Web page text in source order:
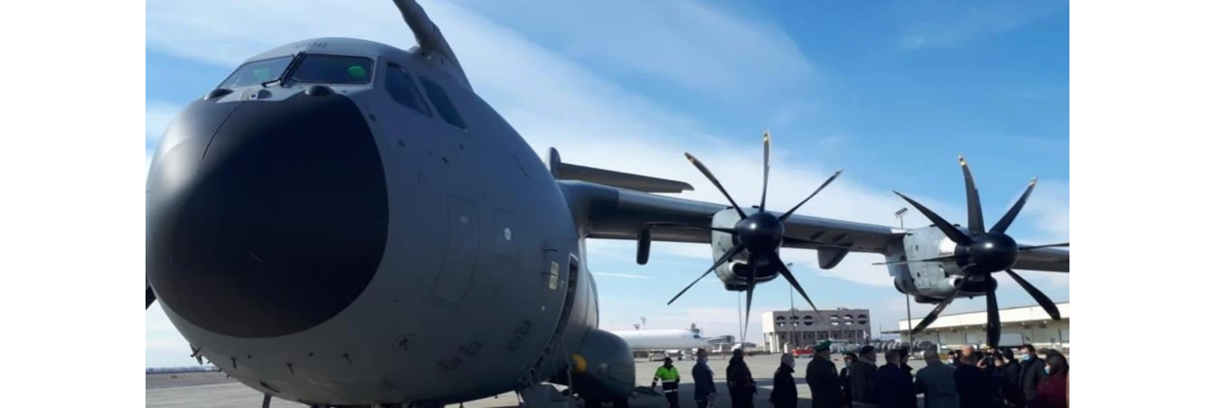
ՄԵԿՆԱԲԱՆՈՒԹՅՈՒՆ
ՁԳՏԵԼՈՎ ԼԱՎԱԳՈՒՅՆԻՆ